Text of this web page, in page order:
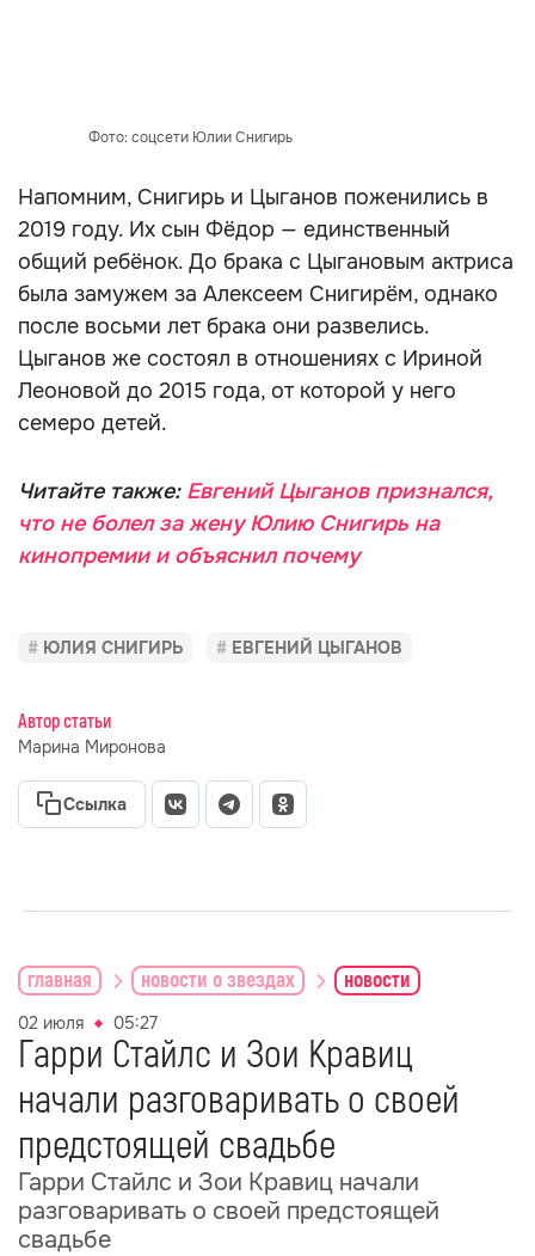
Фото: соцсети Юлии Снигирь
Напомним, Снигирь и Цыганов поженились в
2019 году. Их сын Фёдор — единственный
общий ребёнок. До брака с Цыгановым актриса
была замужем за Алексеем Снигирём, однако
после восьми лет брака они развелись.
Цыганов же состоял в отношениях с Ириной
Леоновой до 2015 года, от которой у него
семеро детей.
Читайте также:Евгений Цыганов признался,
что не болел за жену Юлию Снигирь на
кинопремии и объяснил почему
ЮЛИЯ СНИГИРЬ ЕВГЕНИЙ ЦЫГАНОВ
Автор статьи
Марина Миронова
Ссылка
главная новости о звездах новости
02 июля 05:27
Гарри Стайлс и Зои Кравиц
начали разговаривать о своей
предстоящей свадьбе
Гарри Стайлс и Зои Кравиц начали
разговаривать о своей предстоящей
свадьбе